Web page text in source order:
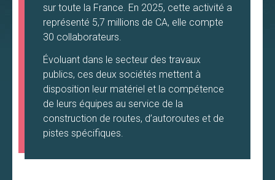
sur toute la France. En 2025, cette activité a
représenté 5,7 millions de CA, elle compte
30 collaborateurs.
Évoluant dans le secteur des travaux
publics, ces deux sociétés mettent à
disposition leur matériel et la compétence
de leurs équipes au service de la
construction de routes, d’autoroutes et de
pistes spécifiques.